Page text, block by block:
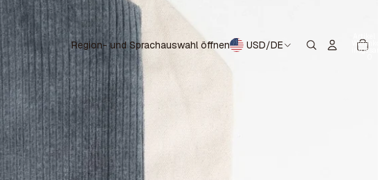
Region- und Sprachauswahl öffnen USD/DE Warenkorb
insgesamt: